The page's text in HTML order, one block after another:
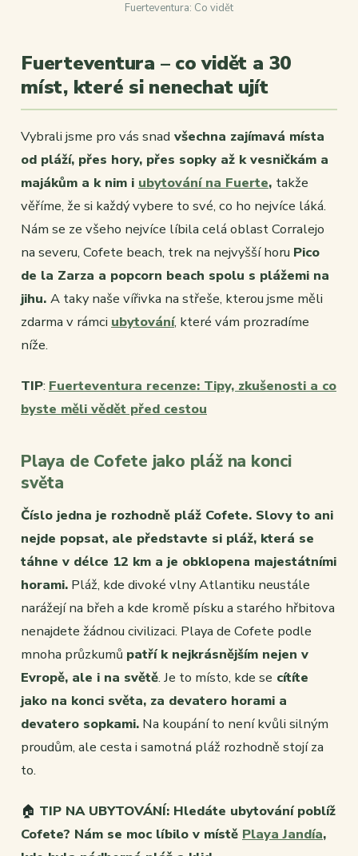
Fuerteventura: Co vidět
Fuerteventura – co vidět a 30
míst, které si nenechat ujít
Vybrali jsme pro vás snad všechna zajímavá místa
od pláží, přes hory, přes sopky až k vesničkám a
majákům a k nim i ubytování na Fuerte, takže
věříme, že si každý vybere to své, co ho nejvíce láká.
Nám se ze všeho nejvíce líbila celá oblast Corralejo
na severu, Cofete beach, trek na nejvyšší horu Pico
de la Zarza a popcorn beach spolu s plážemi na
jihu. A taky naše vířivka na střeše, kterou jsme měli
zdarma v rámci ubytování, které vám prozradíme
níže.
TIP: Fuerteventura recenze: Tipy, zkušenosti a co
byste měli vědět před cestou
Playa de Cofete jako pláž na konci
světa
Číslo jedna je rozhodně pláž Cofete. Slovy to ani
nejde popsat, ale představte si pláž, která se
táhne v délce 12 km a je obklopena majestátními
horami. Pláž, kde divoké vlny Atlantiku neustále
narážejí na břeh a kde kromě písku a starého hřbitova
nenajdete žádnou civilizaci. Playa de Cofete podle
mnoha průzkumů patří k nejkrásnějším nejen v
Evropě, ale i na světě. Je to místo, kde se cítíte
jako na konci světa, za devatero horami a
devatero sopkami. Na koupání to není kvůli silným
proudům, ale cesta i samotná pláž rozhodně stojí za
to.
🏠 TIP NA UBYTOVÁNÍ: Hledáte ubytování poblíž
Cofete? Nám se moc líbilo v místě Playa Jandía,